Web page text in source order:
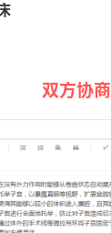
双方协商